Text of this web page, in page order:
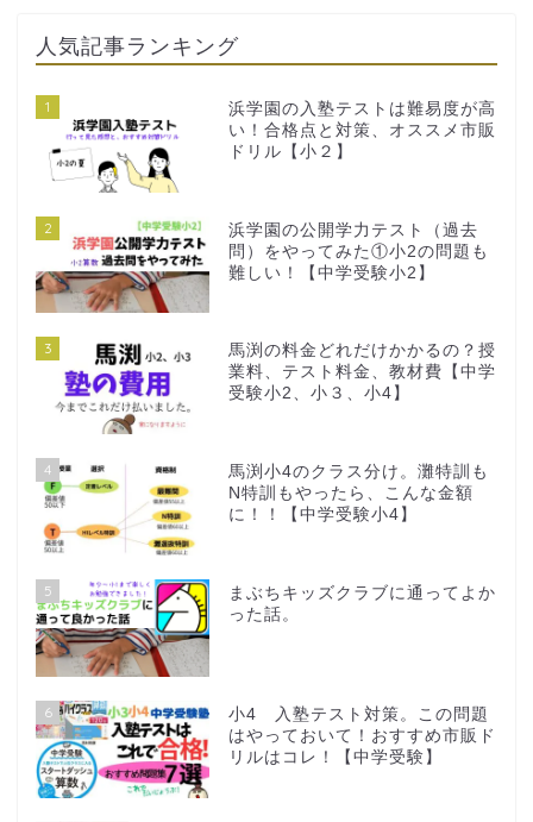
人気記事ランキング
1
浜学園の入塾テストは難易度が高
い！合格点と対策、オススメ市販
ドリル【小２】
2
浜学園の公開学力テスト（過去
問）をやってみた①小2の問題も
難しい！【中学受験小2】
3
馬渕の料金どれだけかかるの？授
業料、テスト料金、教材費【中学
受験小2、小３、小4】
4
馬渕小4のクラス分け。灘特訓も
N特訓もやったら、こんな金額
に！！【中学受験小4】
5
まぶちキッズクラブに通ってよか
った話。
6
小4 入塾テスト対策。この問題
はやっておいて！おすすめ市販ド
リルはコレ！【中学受験】